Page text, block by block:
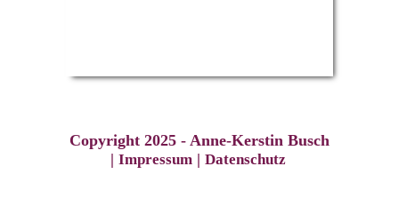
Copyright 2025 - Anne-Kerstin Busch
| Impressum | Datenschutz